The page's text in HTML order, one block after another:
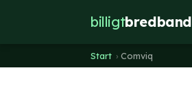
billigtbredband
Start › Comviq